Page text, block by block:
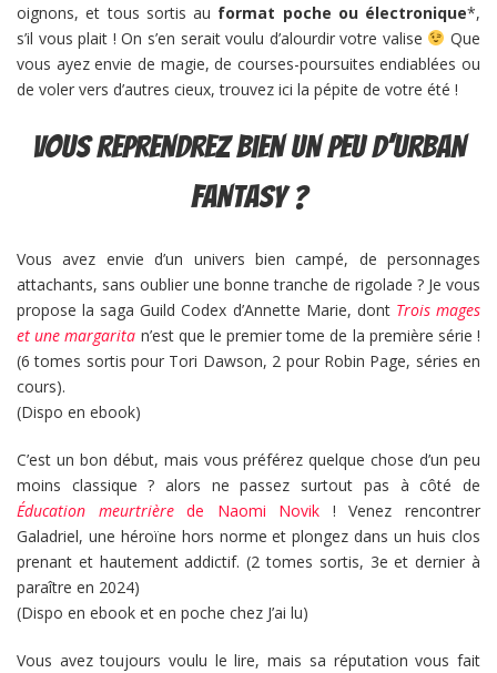
oignons, et tous sortis au format poche ou électronique*,
s’il vous plait ! On s’en serait voulu d’alourdir votre valise
Que
vous ayez envie de magie, de courses-poursuites endiablées ou
de voler vers d’autres cieux, trouvez ici la pépite de votre été !
Vous reprendrez bien un peu d’urban
fantasy ?
Vous avez envie d’un univers bien campé, de personnages
attachants, sans oublier une bonne tranche de rigolade ? Je vous
propose la saga Guild Codex d’Annette Marie, dont Trois mages
et une margarita n’est que le premier tome de la première série !
(6 tomes sortis pour Tori Dawson, 2 pour Robin Page, séries en
cours).
(Dispo en ebook)
C’est un bon début, mais vous préférez quelque chose d’un peu
moins classique ? alors ne passez surtout pas à côté de
Éducation meurtrièrede Naomi Novik ! Venez rencontrer
Galadriel, une héroïne hors norme et plongez dans un huis clos
prenant et hautement addictif. (2 tomes sortis, 3e et dernier à
paraître en 2024)
(Dispo en ebook et en poche chez J’ai lu)
Vous avez toujours voulu le lire, mais sa réputation vous fait